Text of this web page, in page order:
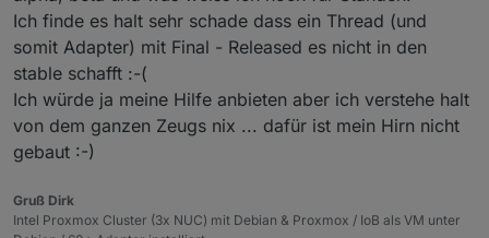
(Dutchman) Bugfix : Only create cumulatedXXX
in year statistics if activated
(Dutchman) Bugfix : Incorrect warn message if
configuration for objects is changed
(Dutchman) Bugfix : Error {Is not a number,
cannot continue calculation} if value = 0
(Dutchman) Bugfix : Throw error if value is
not destroy cumulative memory value (Fixes
NULL values for Watt after night reset)
Ich finde es halt sehr schade dass ein Thread (und
somit Adapter) mit Final - Released es nicht in den
stable schafft :-(
Ich würde ja meine Hilfe anbieten aber ich verstehe halt
von dem ganzen Zeugs nix ... dafür ist mein Hirn nicht
gebaut :-)
Gruß Dirk
Intel Proxmox Cluster (3x NUC) mit Debian & Proxmox / IoB als VM unter